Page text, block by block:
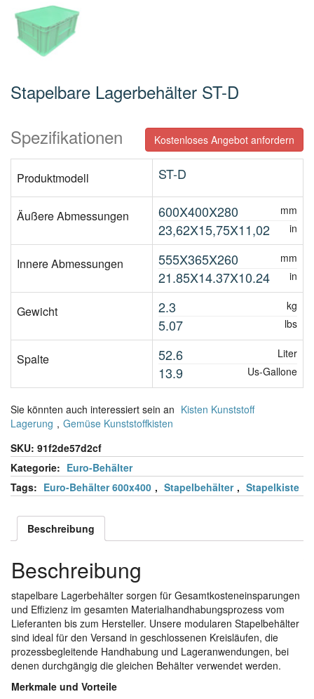
Stapelbare Lagerbehälter ST-D
Spezifikationen
Kostenloses Angebot anfordern
Produktmodell ST-D
Äußere Abmessungen 600X400X280 mm
23,62X15,75X11,02 in
Innere Abmessungen 555X365X260 mm
21.85X14.37X10.24 in
Gewicht 2.3 kg
5.07 lbs
Spalte 52.6 Liter
13.9 Us-Gallone
Sie könnten auch interessiert sein an Kisten Kunststoff
Lagerung , Gemüse Kunststoffkisten
SKU: 91f2de57d2cf
Kategorie: Euro-Behälter
Tags: Euro-Behälter 600x400 , Stapelbehälter , Stapelkiste
Beschreibung
Beschreibung
stapelbare Lagerbehälter sorgen für Gesamtkosteneinsparungen
und Effizienz im gesamten Materialhandhabungsprozess vom
Lieferanten bis zum Hersteller. Unsere modularen Stapelbehälter
sind ideal für den Versand in geschlossenen Kreisläufen, die
prozessbegleitende Handhabung und Lageranwendungen, bei
denen durchgängig die gleichen Behälter verwendet werden.
Merkmale und Vorteile